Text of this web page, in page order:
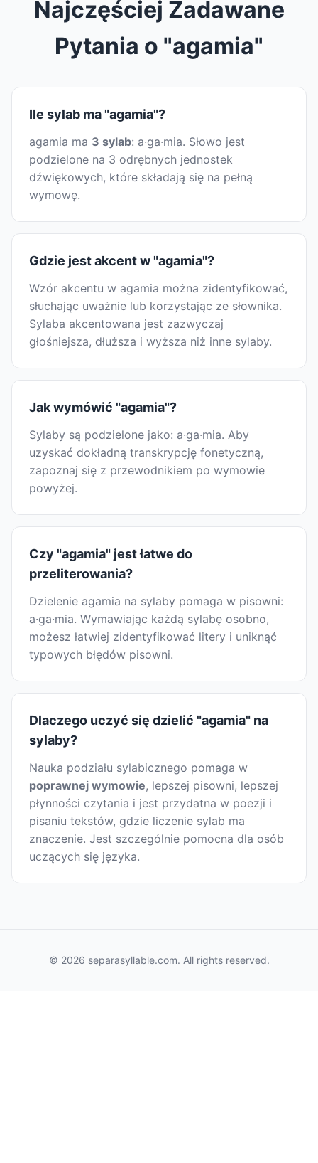
Najczęściej Zadawane
Pytania o "agamia"
Ile sylab ma "agamia"?
agamia ma 3 sylab: a·ga·mia. Słowo jest
podzielone na 3 odrębnych jednostek
dźwiękowych, które składają się na pełną
wymowę.
Gdzie jest akcent w "agamia"?
Wzór akcentu w agamia można zidentyfikować,
słuchając uważnie lub korzystając ze słownika.
Sylaba akcentowana jest zazwyczaj
głośniejsza, dłuższa i wyższa niż inne sylaby.
Jak wymówić "agamia"?
Sylaby są podzielone jako: a·ga·mia. Aby
uzyskać dokładną transkrypcję fonetyczną,
zapoznaj się z przewodnikiem po wymowie
powyżej.
Czy "agamia" jest łatwe do
przeliterowania?
Dzielenie agamia na sylaby pomaga w pisowni:
a·ga·mia. Wymawiając każdą sylabę osobno,
możesz łatwiej zidentyfikować litery i uniknąć
typowych błędów pisowni.
Dlaczego uczyć się dzielić "agamia" na
sylaby?
Nauka podziału sylabicznego pomaga w
poprawnej wymowie, lepszej pisowni, lepszej
płynności czytania i jest przydatna w poezji i
pisaniu tekstów, gdzie liczenie sylab ma
znaczenie. Jest szczególnie pomocna dla osób
uczących się języka.
© 2026 separasyllable.com. All rights reserved.